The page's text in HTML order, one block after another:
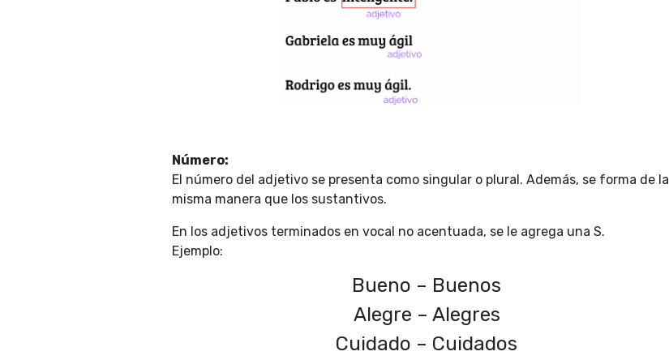
Número:
El número del adjetivo se presenta como singular o plural. Además, se forma de la
misma manera que los sustantivos.
En los adjetivos terminados en vocal no acentuada, se le agrega una S.
Ejemplo:
Bueno – Buenos
Alegre – Alegres
Cuidado – Cuidados